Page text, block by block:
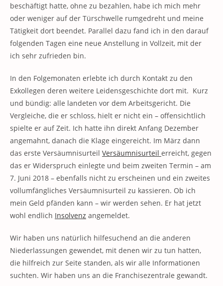
beschäftigt hatte, ohne zu bezahlen, habe ich mich mehr
oder weniger auf der Türschwelle rumgedreht und meine
Tätigkeit dort beendet. Parallel dazu fand ich in den darauf
folgenden Tagen eine neue Anstellung in Vollzeit, mit der
ich sehr zufrieden bin.
In den Folgemonaten erlebte ich durch Kontakt zu den
Exkollegen deren weitere Leidensgeschichte dort mit. Kurz
und bündig: alle landeten vor dem Arbeitsgericht. Die
Vergleiche, die er schloss, hielt er nicht ein – offensichtlich
spielte er auf Zeit. Ich hatte ihn direkt Anfang Dezember
angemahnt, danach die Klage eingereicht. Im März dann
das erste Versäumnisurteil Versäumnisurteil erreicht, gegen
das er Widerspruch einlegte und beim zweiten Termin – am
7. Juni 2018 – ebenfalls nicht zu erscheinen und ein zweites
vollumfängliches Versäumnisurteil zu kassieren. Ob ich
mein Geld pfänden kann – wir werden sehen. Er hat jetzt
wohl endlich Insolvenz angemeldet.
Wir haben uns natürlich hilfesuchend an die anderen
Niederlassungen gewendet, mit denen wir zu tun hatten,
die hilfreich zur Seite standen, als wir alle Informationen
suchten. Wir haben uns an die Franchisezentrale gewandt.